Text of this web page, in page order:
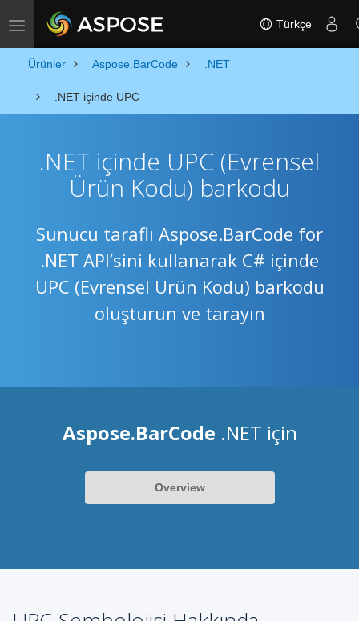
Toggle navigation Türkçe
Ürünler Aspose.BarCode .NET
.NET içinde UPC
.NET içinde UPC (Evrensel
Ürün Kodu) barkodu
Sunucu taraflı Aspose.BarCode for
.NET API’sini kullanarak C# içinde
UPC (Evrensel Ürün Kodu) barkodu
oluşturun ve tarayın
Aspose.BarCode .NET için
Overview